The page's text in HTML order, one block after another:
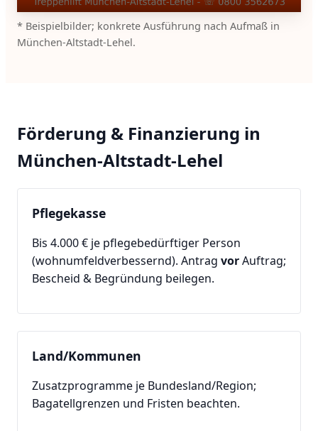
* Beispielbilder; konkrete Ausführung nach Aufmaß in
München-Altstadt-Lehel.
Förderung & Finanzierung in
München-Altstadt-Lehel
Pflegekasse
Bis 4.000 € je pflegebedürftiger Person
(wohnumfeldverbessernd). Antrag vorAuftrag;
Bescheid & Begründung beilegen.
Land/Kommunen
Zusatzprogramme je Bundesland/Region;
Bagatellgrenzen und Fristen beachten.